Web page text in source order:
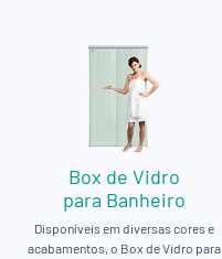
Box de Vidro
para Banheiro
Disponíveis em diversas cores e
acabamentos, o Box de Vidro para